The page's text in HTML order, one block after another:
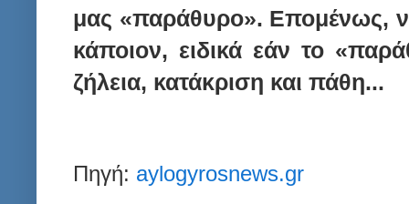
μας «παράθυρο». Επομένως,
κάποιον, ειδικά εάν το
ζήλεια, κατάκριση και πάθη...
Πηγή: aylogyrosnews.gr